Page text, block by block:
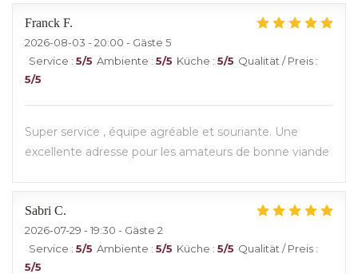
Franck F
2026-08-03 - 20:00 - Gäste 5
Service : 5/5 Ambiente : 5/5 Küche : 5/5 Qualität / Preis :
5/5
Super service , équipe agréable et souriante. Une
excellente adresse pour les amateurs de bonne viande
Sabri C
2026-07-29 - 19:30 - Gäste 2
Service : 5/5 Ambiente : 5/5 Küche : 5/5 Qualität / Preis :
5/5